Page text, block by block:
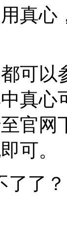
真心
可以
真心
官网
可。